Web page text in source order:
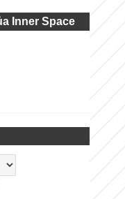
Inner Space